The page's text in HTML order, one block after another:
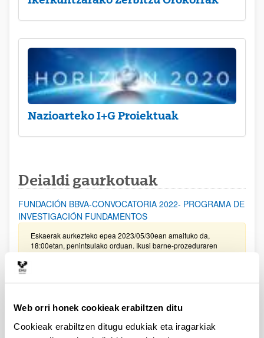
Web orri honek cookieak erabiltzen ditu
Cookieak erabiltzen ditugu edukiak eta iragarkiak
Nazioarteko I+G Proiektuak
Deialdi gaurkotuak
FUNDACIÓN BBVA-CONVOCATORIA 2022- PROGRAMA DE
INVESTIGACIÓN FUNDAMENTOS
Eskaerak aurkezteko epea 2023/05/30ean amaituko da,
18:00etan, penintsulako orduan. Ikusi barne-prozeduraren
dokumentua.
BBVA Fundazioa: Leonardo bekak fisikako ikertzaileentzat
Deialdia argitaratu da. Eskaerak aurkezteko epea
2023/02/28an bukatzen da, 18:00etan